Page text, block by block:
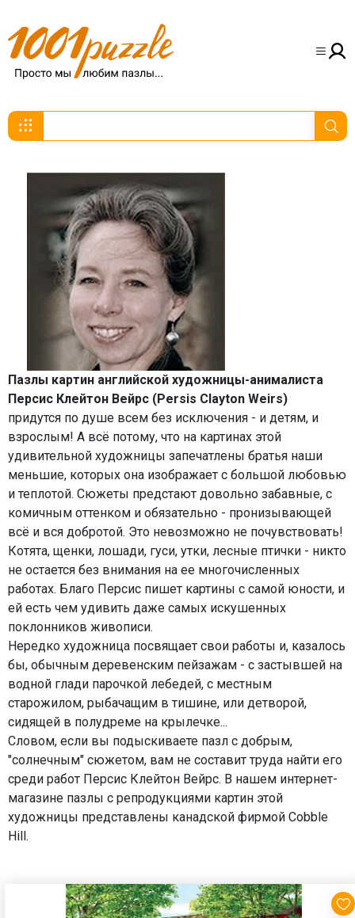
Пазлы картин английской художницы-анималиста
Персис Клейтон Вейрс (Persis Clayton Weirs)
придутся по душе всем без исключения - и детям, и
взрослым! А всё потому, что на картинах этой
удивительной художницы запечатлены братья наши
меньшие, которых она изображает с большой любовью
и теплотой. Сюжеты предстают довольно забавные, с
комичным оттенком и обязательно - пронизывающей
всё и вся добротой. Это невозможно не почувствовать!
Котята, щенки, лошади, гуси, утки, лесные птички - никто
не остается без внимания на ее многочисленных
работах. Благо Персис пишет картины с самой юности, и
ей есть чем удивить даже самых искушенных
поклонников живописи.
Нередко художница посвящает свои работы и, казалось
бы, обычным деревенским пейзажам - с застывшей на
водной глади парочкой лебедей, с местным
старожилом, рыбачащим в тишине, или детворой,
сидящей в полудреме на крылечке...
Словом, если вы подыскиваете пазл с добрым,
"солнечным" сюжетом, вам не составит труда найти его
среди работ Персис Клейтон Вейрс. В нашем интернет-
магазине пазлы с репродукциями картин этой
художницы представлены канадской фирмой Cobble
Hill.